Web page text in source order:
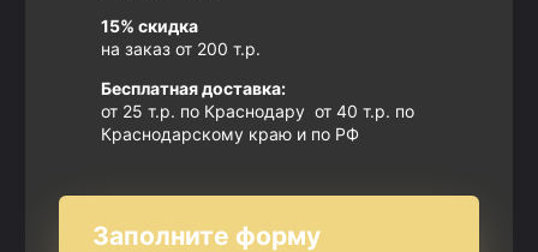
15% скидка
на заказ от 200 т.р.
Бесплатная доставка:
от 25 т.р. по Краснодару от 40 т.р. по
Краснодарскому краю и по РФ
Заполните форму